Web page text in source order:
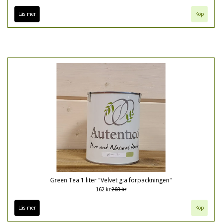
Läs mer
Green Tea 1 liter "Velvet g:a förpackningen"
162 kr203 kr
Läs mer